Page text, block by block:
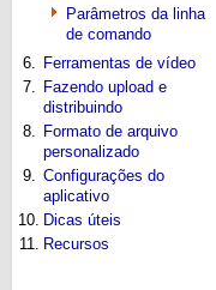
Parâmetros da linha
de comando
6. Ferramentas de vídeo
7. Fazendo upload e
distribuindo
8. Formato de arquivo
personalizado
9. Configurações do
aplicativo
10. Dicas úteis
11. Recursos